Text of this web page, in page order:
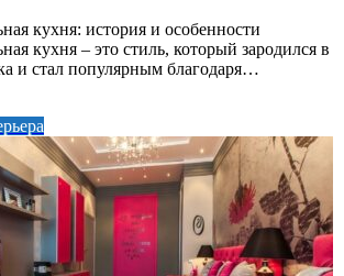
кухня: история и особенности
кухня – это стиль, который зародился в
и стал популярным благодаря…